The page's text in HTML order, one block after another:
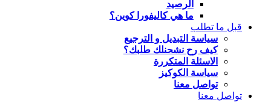
الرصيد
ما هي كاليفورا كوين؟
قبل ما تطلب
سياسة التبديل و الترجيع
كيف رح نشحنلك طلبك؟
الاسئلة المتكررة
سياسة الكوكيز
تواصل معنا
تواصل معنا